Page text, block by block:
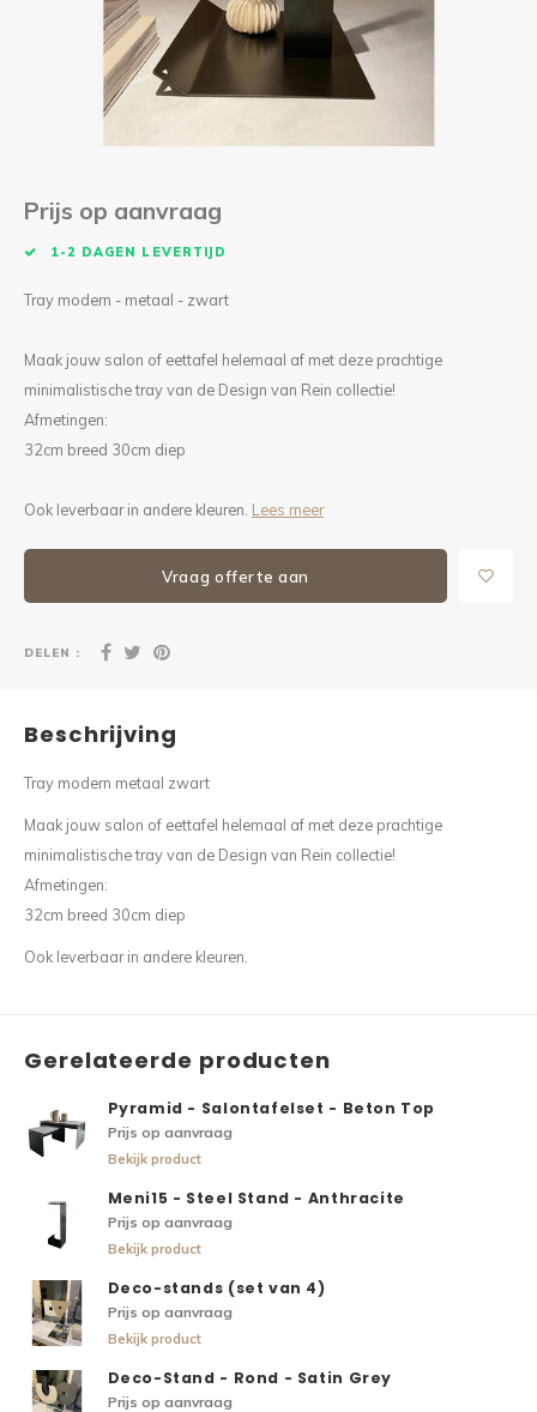
Prijs op aanvraag
1-2 DAGEN LEVERTIJD
Tray modern - metaal - zwart
Maak jouw salon of eettafel helemaal af met deze prachtige
minimalistische tray van de Design van Rein collectie!
Afmetingen:
32cm breed 30cm diep
Ook leverbaar in andere kleuren. Lees meer
Vraag offerte aan
DELEN :
Beschrijving
Tray modern metaal zwart
Maak jouw salon of eettafel helemaal af met deze prachtige
minimalistische tray van de Design van Rein collectie!
Afmetingen:
32cm breed 30cm diep
Ook leverbaar in andere kleuren.
Gerelateerde producten
Pyramid - Salontafelset - Beton Top
Prijs op aanvraag
Bekijk product
Meni15 - Steel Stand - Anthracite
Prijs op aanvraag
Bekijk product
Deco-stands (set van 4)
Prijs op aanvraag
Bekijk product
Deco-Stand - Rond - Satin Grey
Prijs op aanvraag